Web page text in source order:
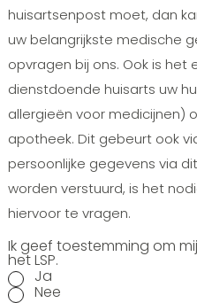
huisartsenpost moet, dan
uw belangrijkste medische
opvragen bij ons. Ook is het
dienstdoende huisarts uw
allergieën voor medicijnen)
apotheek. Dit gebeurt ook
persoonlijke gegevens via
worden verstuurd, is het
hiervoor te vragen.
Ik geef toestemming om
het LSP.
Ja
Nee